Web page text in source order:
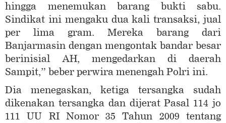
hingga menemukan barang bukti sabu.
Sindikat ini mengaku dua kali transaksi, jual
per lima gram. Mereka barang dari
Banjarmasin dengan mengontak bandar besar
berinisial AH, mengedarkan di daerah
Sampit,” beber perwira menengah Polri ini.
Dia menegaskan, ketiga tersangka sudah
dikenakan tersangka dan dijerat Pasal 114 jo
111 UU RI Nomor 35 Tahun 2009 tentang